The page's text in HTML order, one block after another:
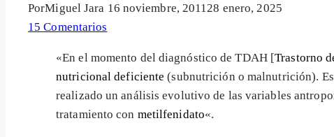
PorMiguel Jara 16 noviembre, 201128 enero, 2025
15 Comentarios
«En el momento del diagnóstico de TDAH [Trastorno
nutricional deficiente (subnutrición o malnutrición).
realizado un análisis evolutivo de las variables
tratamiento con metilfenidato«.